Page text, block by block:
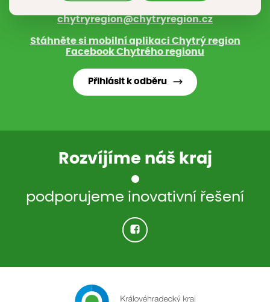
chytryregion@chytryregion.cz
Stáhněte si mobilní aplikaci Chytrý region
Facebook Chytrého regionu
Přihlásit k odběru
Rozvíjíme náš kraj
podporujeme inovativní řešení